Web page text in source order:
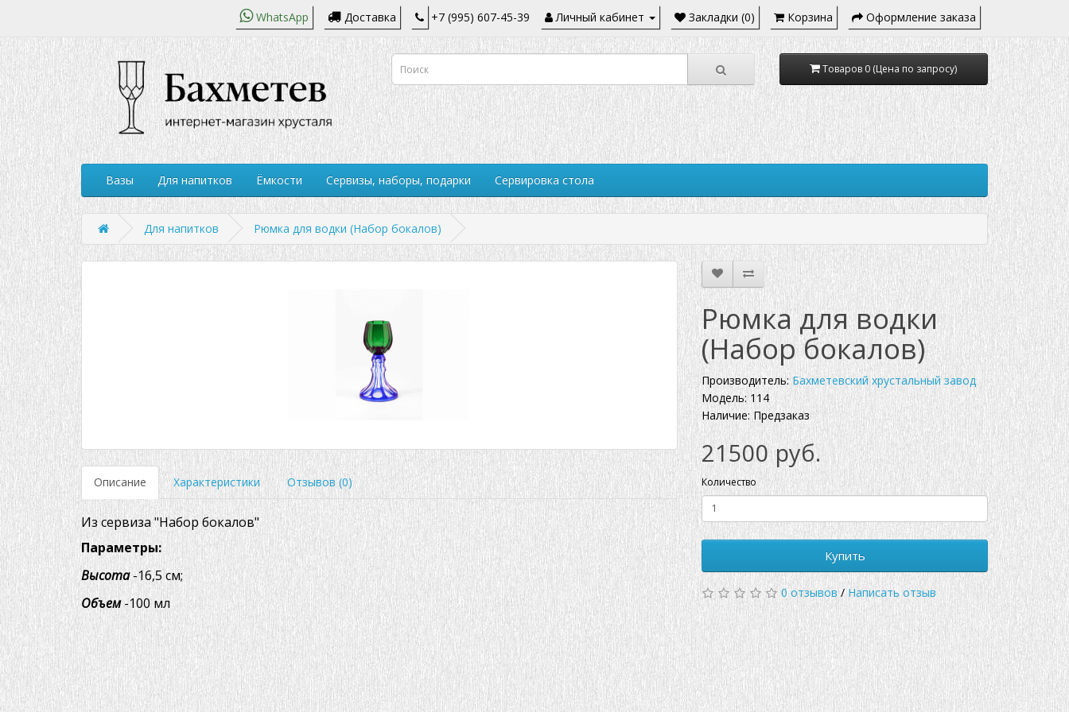
WhatsApp Доставка +7 (995) 607-45-39 Личный кабинет Закладки (0) Корзина Оформление заказа
Товаров 0 (Цена по запросу)
Вазы Для напитков Ёмкости Сервизы, наборы, подарки Сервировка стола
Для напитков Рюмка для водки (Набор бокалов)
Описание Характеристики Отзывов (0)
Из сервиза "Набор бокалов"
Параметры:
Высота-16,5 см;
Объем-100 мл
Рюмка для водки
(Набор бокалов)
Производитель:Бахметевский хрустальный завод
Модель: 114
Наличие: Предзаказ
21500 руб.
Количество
Купить
0 отзывов/Написать отзыв